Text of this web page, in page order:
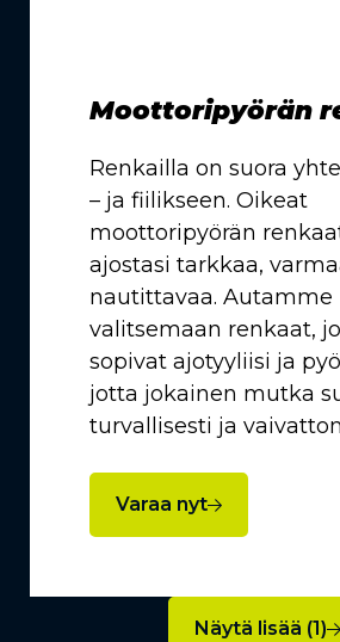
Moottoripyörän
Renkailla on suora
– ja fiilikseen. Oikeat
moottoripyörän
ajostasi tarkkaa,
nautittavaa. Autamme
valitsemaan renkaat,
sopivat ajotyyliisi ja
jotta jokainen mutka
turvallisesti ja
Varaa nyt
Näytä lisää (1)